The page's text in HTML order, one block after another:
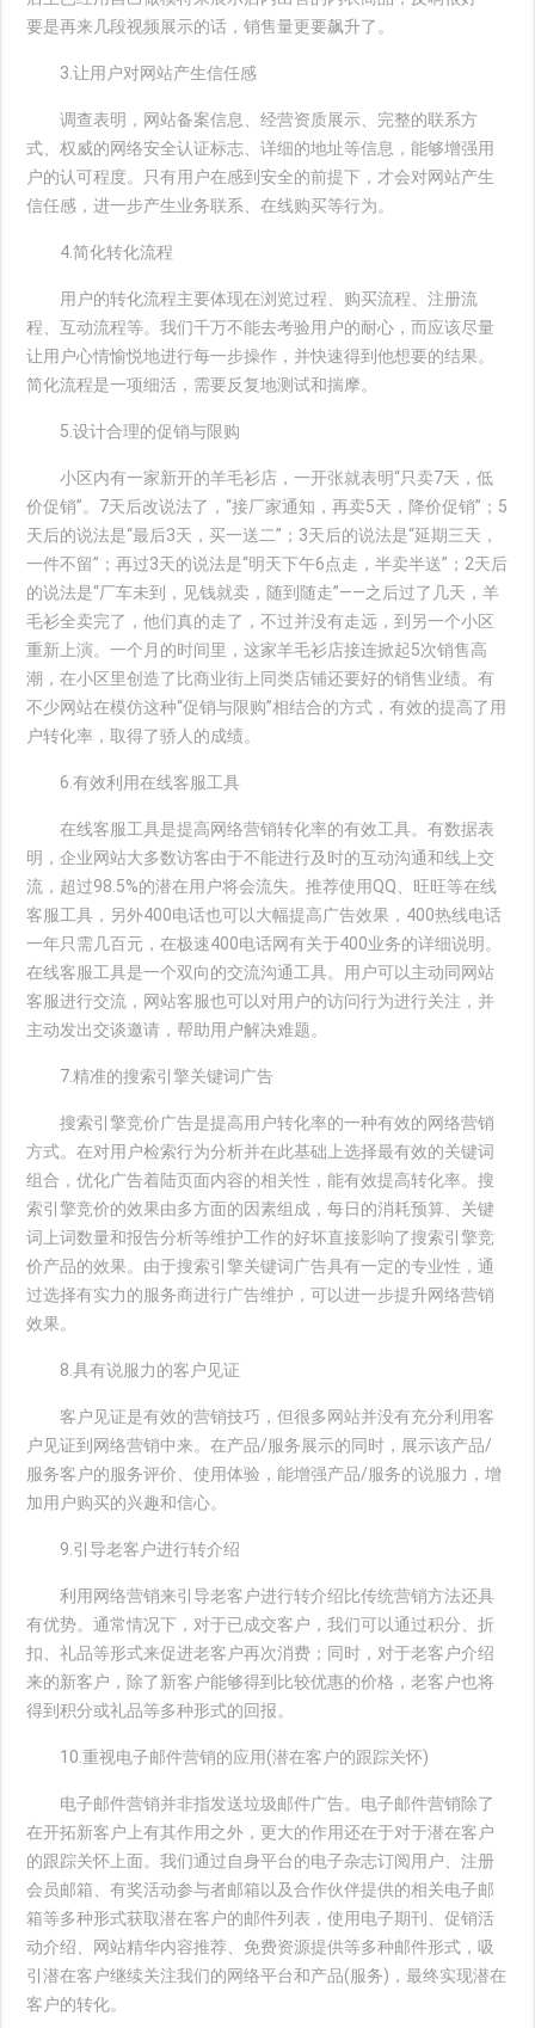
要是再来几段视频展示的话，销售量更要飙升了。
3.让用户对网站产生信任感
调查表明，网站备案信息、经营资质展示、完整的联系方
式、权威的网络安全认证标志、详细的地址等信息，能够增强用
户的认可程度。只有用户在感到安全的前提下，才会对网站产生
信任感，进一步产生业务联系、在线购买等行为。
4.简化转化流程
用户的转化流程主要体现在浏览过程、购买流程、注册流
程、互动流程等。我们千万不能去考验用户的耐心，而应该尽量
让用户心情愉悦地进行每一步操作，并快速得到他想要的结果。
简化流程是一项细活，需要反复地测试和揣摩。
5.设计合理的促销与限购
小区内有一家新开的羊毛衫店，一开张就表明“只卖7天，低
价促销”。7天后改说法了，“接厂家通知，再卖5天，降价促销”；5
天后的说法是“最后3天，买一送二”；3天后的说法是“延期三天，
一件不留”；再过3天的说法是“明天下午6点走，半卖半送”；2天后
的说法是“厂车未到，见钱就卖，随到随走”――之后过了几天，羊
毛衫全卖完了，他们真的走了，不过并没有走远，到另一个小区
重新上演。一个月的时间里，这家羊毛衫店接连掀起5次销售高
潮，在小区里创造了比商业街上同类店铺还要好的销售业绩。有
不少网站在模仿这种“促销与限购”相结合的方式，有效的提高了用
户转化率，取得了骄人的成绩。
6.有效利用在线客服工具
在线客服工具是提高网络营销转化率的有效工具。有数据表
明，企业网站大多数访客由于不能进行及时的互动沟通和线上交
流，超过98.5%的潜在用户将会流失。推荐使用QQ、旺旺等在线
客服工具，另外400电话也可以大幅提高广告效果，400热线电话
一年只需几百元，在极速400电话网有关于400业务的详细说明。
在线客服工具是一个双向的交流沟通工具。用户可以主动同网站
客服进行交流，网站客服也可以对用户的访问行为进行关注，并
主动发出交谈邀请，帮助用户解决难题。
7.精准的搜索引擎关键词广告
搜索引擎竞价广告是提高用户转化率的一种有效的网络营销
方式。在对用户检索行为分析并在此基础上选择最有效的关键词
组合，优化广告着陆页面内容的相关性，能有效提高转化率。搜
索引擎竞价的效果由多方面的因素组成，每日的消耗预算、关键
词上词数量和报告分析等维护工作的好坏直接影响了搜索引擎竞
价产品的效果。由于搜索引擎关键词广告具有一定的专业性，通
过选择有实力的服务商进行广告维护，可以进一步提升网络营销
效果。
8.具有说服力的客户见证
客户见证是有效的营销技巧，但很多网站并没有充分利用客
户见证到网络营销中来。在产品/服务展示的同时，展示该产品/
服务客户的服务评价、使用体验，能增强产品/服务的说服力，增
加用户购买的兴趣和信心。
9.引导老客户进行转介绍
利用网络营销来引导老客户进行转介绍比传统营销方法还具
有优势。通常情况下，对于已成交客户，我们可以通过积分、折
扣、礼品等形式来促进老客户再次消费；同时，对于老客户介绍
来的新客户，除了新客户能够得到比较优惠的价格，老客户也将
得到积分或礼品等多种形式的回报。
10.重视电子邮件营销的应用(潜在客户的跟踪关怀)
电子邮件营销并非指发送垃圾邮件广告。电子邮件营销除了
在开拓新客户上有其作用之外，更大的作用还在于对于潜在客户
的跟踪关怀上面。我们通过自身平台的电子杂志订阅用户、注册
会员邮箱、有奖活动参与者邮箱以及合作伙伴提供的相关电子邮
箱等多种形式获取潜在客户的邮件列表，使用电子期刊、促销活
动介绍、网站精华内容推荐、免费资源提供等多种邮件形式，吸
引潜在客户继续关注我们的网络平台和产品(服务)，最终实现潜在
客户的转化。